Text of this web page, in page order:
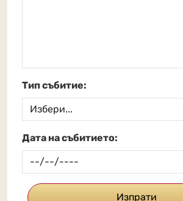
Тип събитие:
Дата на събитието:
Изпрати